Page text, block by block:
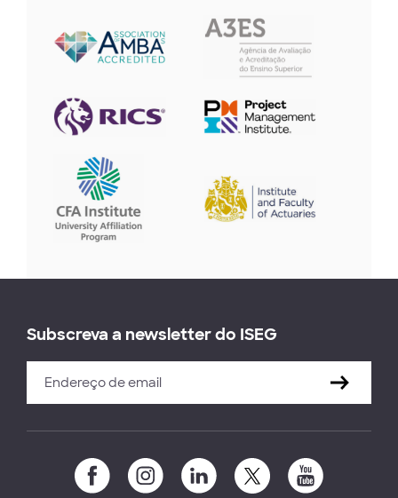
Subscreva a newsletter do ISEG